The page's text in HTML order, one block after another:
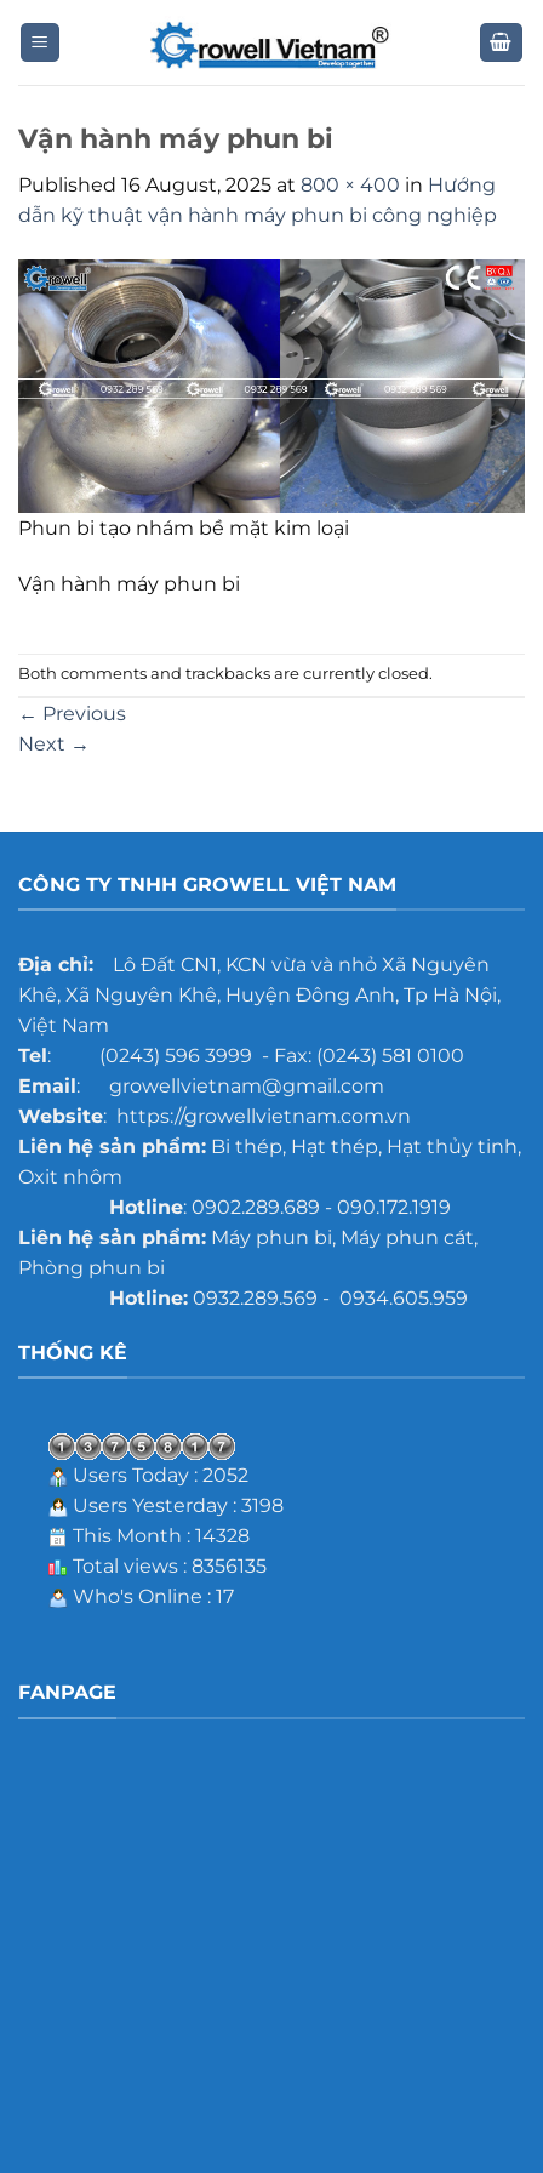
Vận hành máy phun bi
Published 16 August, 2025 at 800 × 400 in Hướng
dẫn kỹ thuật vận hành máy phun bi công nghiệp
Phun bi tạo nhám bề mặt kim loại
Vận hành máy phun bi
Both comments and trackbacks are currently closed.
← Previous
Next →
CÔNG TY TNHH GROWELL VIỆT NAM
Địa chỉ:Lô Đất CN1, KCN vừa và nhỏ Xã Nguyên
Khê, Xã Nguyên Khê, Huyện Đông Anh, Tp Hà Nội,
Việt Nam
Tel: (0243) 596 3999 - Fax: (0243) 581 0100
Email: growellvietnam@gmail.com
Website: https://growellvietnam.com.vn
Liên hệ sản phẩm:Bi thép, Hạt thép, Hạt thủy tinh,
Oxit nhôm
Hotline: 0902.289.689 - 090.172.1919
Liên hệ sản phẩm:Máy phun bi, Máy phun cát,
Phòng phun bi
Hotline:0932.289.569 - 0934.605.959
THỐNG KÊ
Users Today : 2052
Users Yesterday : 3198
This Month : 14328
Total views : 8356135
Who's Online : 17
FANPAGE